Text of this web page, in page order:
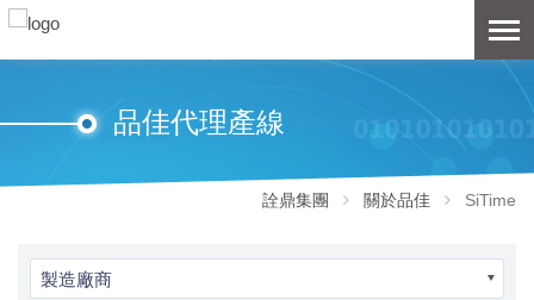
品佳代理產線
詮鼎集團 關於品佳 SiTime
製造廠商